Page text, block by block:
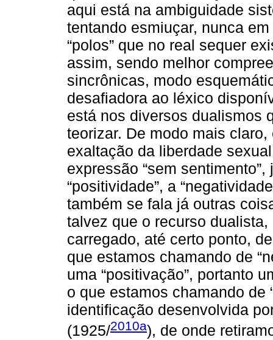
aqui está na ambiguidade
tentando esmiuçar, nunca
“polos” que no real sequer
assim, sendo melhor
sincrônicas, modo
desafiadora ao léxico
está nos diversos dualismos
teorizar. De modo mais
exaltação da liberdade
expressão “sem
“positividade”, a
também se fala já outras
talvez que o recurso
carregado, até certo ponto,
que estamos chamando de
uma “positivação”, portanto
o que estamos chamando de
identificação desenvolvida
(1925/2010a), de onde